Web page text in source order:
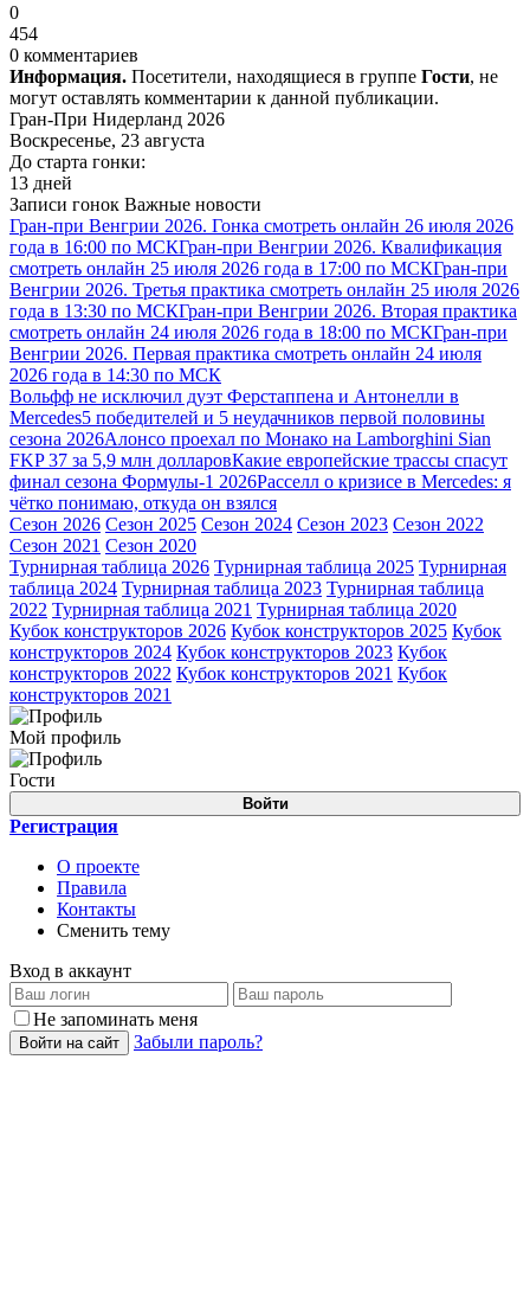
0
454
0 комментариев
Информация. Посетители, находящиеся в группе Гости, не
могут оставлять комментарии к данной публикации.
Гран-При Нидерланд 2026
Воскресенье, 23 августа
До старта гонки:
13 дней
Записи гонок Важные новости
Гран-при Венгрии 2026. Гонка смотреть онлайн 26 июля 2026
года в 16:00 по МСКГран-при Венгрии 2026. Квалификация
смотреть онлайн 25 июля 2026 года в 17:00 по МСКГран-при
Венгрии 2026. Третья практика смотреть онлайн 25 июля 2026
года в 13:30 по МСКГран-при Венгрии 2026. Вторая практика
смотреть онлайн 24 июля 2026 года в 18:00 по МСКГран-при
Венгрии 2026. Первая практика смотреть онлайн 24 июля
2026 года в 14:30 по МСК
Вольфф не исключил дуэт Ферстаппена и Антонелли в
Mercedes5 победителей и 5 неудачников первой половины
сезона 2026Алонсо проехал по Монако на Lamborghini Sian
FKP 37 за 5,9 млн долларовКакие европейские трассы спасут
финал сезона Формулы-1 2026Расселл о кризисе в Mercedes: я
чётко понимаю, откуда он взялся
Сезон 2026 Сезон 2025 Сезон 2024 Сезон 2023 Сезон 2022
Сезон 2021 Сезон 2020
Турнирная таблица 2026 Турнирная таблица 2025 Турнирная
таблица 2024 Турнирная таблица 2023 Турнирная таблица
2022 Турнирная таблица 2021 Турнирная таблица 2020
Кубок конструкторов 2026 Кубок конструкторов 2025 Кубок
конструкторов 2024 Кубок конструкторов 2023 Кубок
конструкторов 2022 Кубок конструкторов 2021 Кубок
конструкторов 2021
Мой профиль
Гости
Войти
Регистрация
О проекте
Правила
Контакты
Сменить тему
Вход в аккаунт
Не запоминать меня
Войти на сайт Забыли пароль?